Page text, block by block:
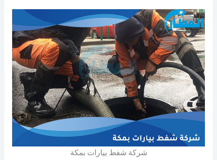
شركة شفط بيارات بمكة